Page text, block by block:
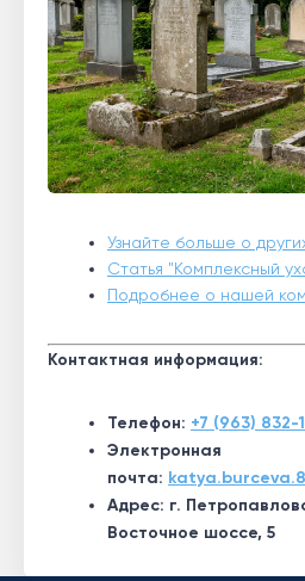
Узнайте больше о
Статья "Комплексный
Подробнее о нашей
Контактная информация:
Телефон: +7 (963) 832-
Электронная
почта:
Адрес: г.
Восточное шоссе, 5